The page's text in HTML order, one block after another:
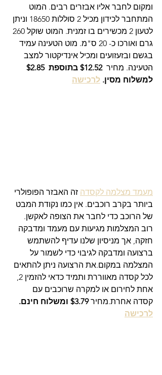
ומקום לחבר אליו אבזרים רבים. המוט
המתחבר לכידון מכיל 2 סוללות 18650 וניתן
גרם ואורכו כ- 20 ס"מ. מוט הטעינה עמיד
בגשם ובזעזועים ומכיל אינדיקטור למצב
הטעינה. מחיר
למשלוח מסין. לרכישה
מעמד מצלמה לקסדה זה האבזר הפופולרי
ביותר בקרב רוכבים. אין כמו נקודת המבט
של הרוכב כדי לחבר את הצופה לאקשן.
רוב המצלמות מגיעות עם מעמד ומדבקה
חזקה, אך מניסיון שלנו עדיף להשתמש
ברצועה ומדבקה לגיבוי כדי לשמור על
המצלמה במקום.את הרצועה ניתן להתאים
לכל קסדה מאווררת ותמיד כדאי להזמין 2,
אחת לחירום או למקרה שרוכבים עם
קסדה אחרת.מחיר $3.79 ומשלוח חינם.
לרכישה